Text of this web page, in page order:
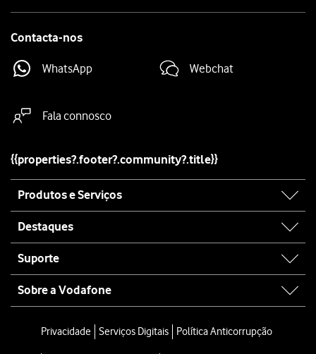
Contacta-nos
WhatsApp Webchat
Fala connosco
{{properties?.footer?.community?.title}}
map
Produtos e Serviços
Destaques
Suporte
Sobre a Vodafone
Privacidade Serviços Digitais Política Anticorrupção